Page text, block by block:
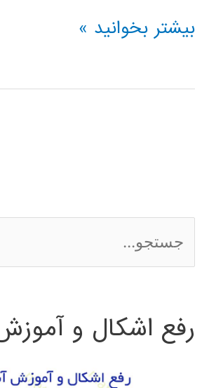
فیلم
فارسی
بیشتر بخوانید »
س
ج
رفع اشکال و